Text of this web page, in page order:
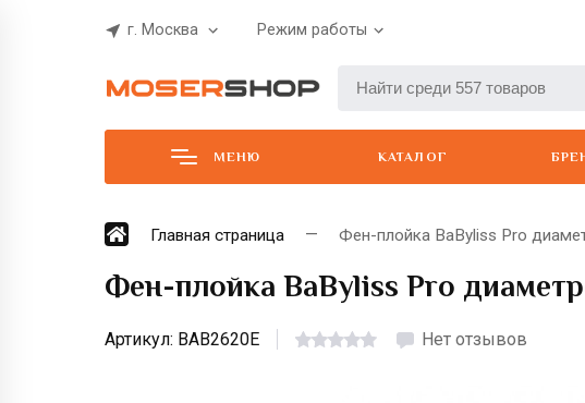
г. Москва Режим работы
МЕНЮ КАТАЛОГ
Главная страница Фен-плойка BaByliss Pro
Фен-плойка BaByliss Pro
Артикул: BAB2620E Нет отзывов